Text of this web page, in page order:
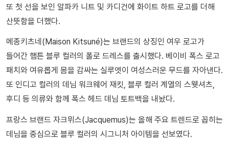
또 첫 선을 보인 알파카 니트 및 카디건에 화이트 하트 로고를 더해
산뜻함을 더했다.
메종키츠네(Maison Kitsuné)는 브랜드의 상징인 여우 로고가
들어간 햄튼 블루 컬러의 폴로 드레스를 출시했다. 베이비 폭스 로고
패치와 여유롭게 몸을 감싸는 실루엣이 여성스러운 무드를 자아낸다.
또 인디고 컬러의 데님 워크웨어 재킷, 블루 컬러 계열의 스웻셔츠,
후디 등 의류와 함께 폭스 헤드 데님 토트백을 내놨다.
프랑스 브랜드 자크뮈스(Jacquemus)는 올해 주요 트렌드로 꼽히는
데님을 중심으로 블루 컬러의 시그니처 아이템을 선보였다.